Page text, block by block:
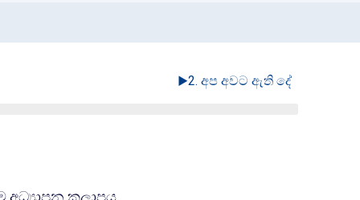
▶︎2. අප අවට ඇති දේ
අධ්‍යාපන කලාපය